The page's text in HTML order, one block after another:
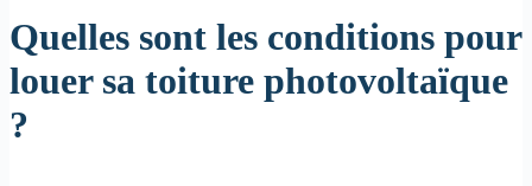
Quelles sont les conditions pour
louer sa toiture photovoltaïque
?